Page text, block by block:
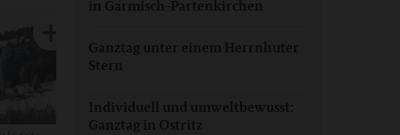
in Garmisch-Partenkirchen
Ganztag unter einem Herrnhuter
Stern
Individuell und umweltbewusst:
Ganztag in Ostritz